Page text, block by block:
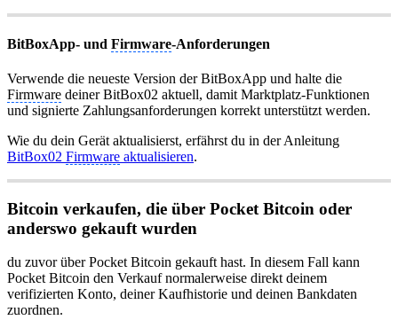
BitBoxApp- und Firmware-Anforderungen
Verwende die neueste Version der BitBoxApp und halte die
Firmware deiner BitBox02 aktuell, damit Marktplatz-Funktionen
und signierte Zahlungsanforderungen korrekt unterstützt werden.
Wie du dein Gerät aktualisierst, erfährst du in der Anleitung
BitBox02 Firmware aktualisieren.
Bitcoin verkaufen, die über Pocket Bitcoin oder
anderswo gekauft wurden
du zuvor über Pocket Bitcoin gekauft hast. In diesem Fall kann
Pocket Bitcoin den Verkauf normalerweise direkt deinem
verifizierten Konto, deiner Kaufhistorie und deinen Bankdaten
zuordnen.